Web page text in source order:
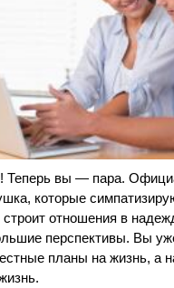
Теперь вы — пара.
которые
строит отношения в
перспективы. Вы
планы на жизнь, а